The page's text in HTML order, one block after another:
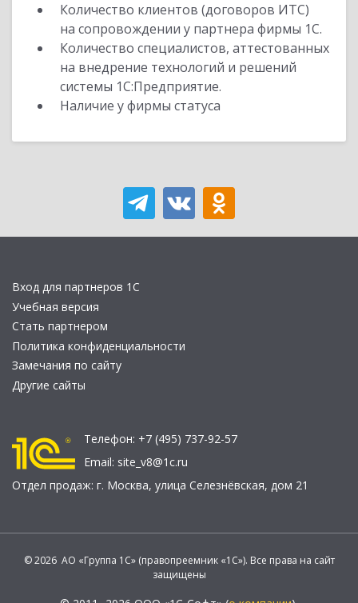
Количество клиентов (договоров ИТС)
на сопровождении у партнера фирмы 1С.
Количество специалистов, аттестованных
на внедрение технологий и решений
системы 1С:Предприятие.
Наличие у фирмы статуса
Вход для партнеров 1С
Учебная версия
Стать партнером
Политика конфиденциальности
Замечания по сайту
Другие сайты
Телефон: +7 (495) 737-92-57
Email: site_v8@1c.ru
Отдел продаж: г. Москва, улица Селезнёвская, дом 21
© 2026 АО «Группа 1С» (правопреемник «1С»). Все права на сайт
защищены